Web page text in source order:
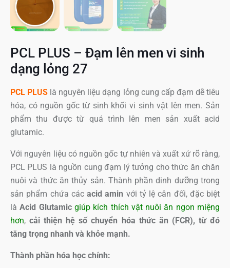
PCL PLUS – Đạm lên men vi sinh
dạng lỏng 27
PCL PLUS là nguyên liệu dạng lỏng cung cấp đạm dễ tiêu
hóa, có nguồn gốc từ sinh khối vi sinh vật lên men. Sản
phẩm thu được từ quá trình lên men sản xuất acid
glutamic.
Với nguyên liệu có nguồn gốc tự nhiên và xuất xứ rõ ràng,
PCL PLUS là nguồn cung đạm lý tưởng cho thức ăn chăn
nuôi và thức ăn thủy sản. Thành phần dinh dưỡng trong
sản phẩm chứa các acid amin với tỷ lệ cân đối, đặc biệt
là Acid Glutamic giúp kích thích vật nuôi ăn ngon miệng
hơn,cải thiện hệ số chuyển hóa thức ăn (FCR), từ đó
tăng trọng nhanh và khỏe mạnh.
Thành phần hóa học chính: